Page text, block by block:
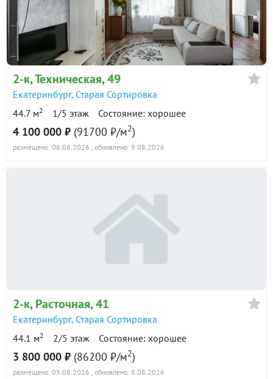
в продаже
Показать всю историю: 17 предложений →
2-к, Техническая, 49
Екатеринбург, Старая Сортировка
44.7 м2 1/5 этаж Состояние: хорошее
4 100 000 ₽ (91700 ₽/м2)
размещено: 06.08.2026 , обновлено: 9.08.2026
2-к, Расточная, 41
Екатеринбург, Старая Сортировка
44.1 м2 2/5 этаж Состояние: хорошее
3 800 000 ₽ (86200 ₽/м2)
размещено: 03.08.2026 , обновлено: 8.08.2026